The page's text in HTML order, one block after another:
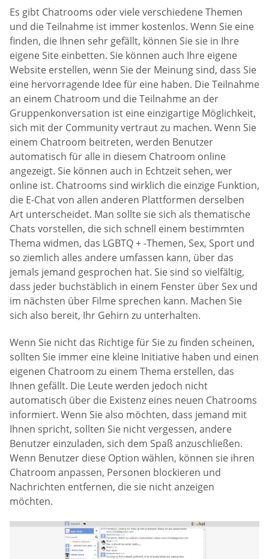
Es gibt Chatrooms oder viele verschiedene Themen
und die Teilnahme ist immer kostenlos. Wenn Sie eine
finden, die Ihnen sehr gefällt, können Sie sie in Ihre
eigene Site einbetten. Sie können auch Ihre eigene
Website erstellen, wenn Sie der Meinung sind, dass Sie
eine hervorragende Idee für eine haben. Die Teilnahme
an einem Chatroom und die Teilnahme an der
Gruppenkonversation ist eine einzigartige Möglichkeit,
sich mit der Community vertraut zu machen. Wenn Sie
einem Chatroom beitreten, werden Benutzer
automatisch für alle in diesem Chatroom online
angezeigt. Sie können auch in Echtzeit sehen, wer
online ist. Chatrooms sind wirklich die einzige Funktion,
die E-Chat von allen anderen Plattformen derselben
Art unterscheidet. Man sollte sie sich als thematische
Chats vorstellen, die sich schnell einem bestimmten
Thema widmen, das LGBTQ + -Themen, Sex, Sport und
so ziemlich alles andere umfassen kann, über das
jemals jemand gesprochen hat. Sie sind so vielfältig,
dass jeder buchstäblich in einem Fenster über Sex und
im nächsten über Filme sprechen kann. Machen Sie
sich also bereit, Ihr Gehirn zu unterhalten.
Wenn Sie nicht das Richtige für Sie zu finden scheinen,
sollten Sie immer eine kleine Initiative haben und einen
eigenen Chatroom zu einem Thema erstellen, das
Ihnen gefällt. Die Leute werden jedoch nicht
automatisch über die Existenz eines neuen Chatrooms
informiert. Wenn Sie also möchten, dass jemand mit
Ihnen spricht, sollten Sie nicht vergessen, andere
Benutzer einzuladen, sich dem Spaß anzuschließen.
Wenn Benutzer diese Option wählen, können sie ihren
Chatroom anpassen, Personen blockieren und
Nachrichten entfernen, die sie nicht anzeigen
möchten.